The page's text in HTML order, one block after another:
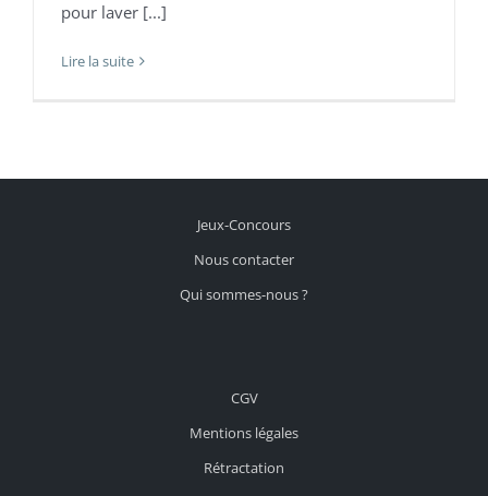
pour laver [...]
Lire la suite
Jeux-Concours
Nous contacter
Qui sommes-nous ?
CGV
Mentions légales
Rétractation